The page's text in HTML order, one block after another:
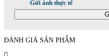
Gửi ảnh thực tế
ĐÁNH GIÁ SẢN PHẨM